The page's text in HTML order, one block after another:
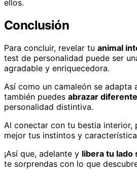
ellos.
Conclusión
Para concluir, revelar tu animal
test de personalidad puede ser
agradable y enriquecedora.
Así como un camaleón se adapta
también puedes abrazar
personalidad distintiva.
Al conectar con tu bestia interior,
mejor tus instintos y
¡Así que, adelante y libera tu lado
te sorprendas con lo que